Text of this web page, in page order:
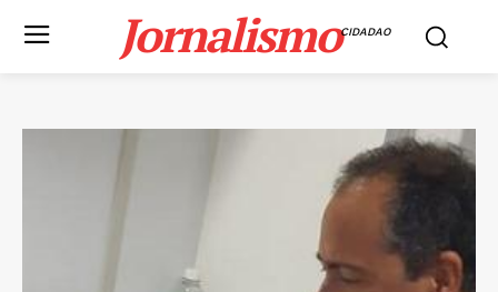
JornalismoCIDADAO